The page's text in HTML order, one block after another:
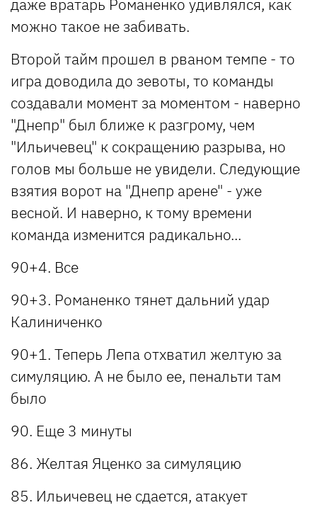
даже вратарь Романенко удивлялся, как
можно такое не забивать.
Второй тайм прошел в рваном темпе - то
игра доводила до зевоты, то команды
создавали момент за моментом - наверно
"Днепр" был ближе к разгрому, чем
"Ильичевец" к сокращению разрыва, но
голов мы больше не увидели. Следующие
взятия ворот на "Днепр арене" - уже
весной. И наверно, к тому времени
команда изменится радикально...
90+4. Все
90+3. Романенко тянет дальний удар
Калиниченко
90+1. Теперь Лепа отхватил желтую за
симуляцию. А не было ее, пенальти там
было
90. Еще 3 минуты
86. Желтая Яценко за симуляцию
85. Ильичевец не сдается, атакует